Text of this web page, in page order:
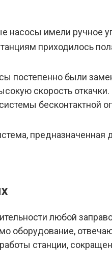
насосы имели ручное
приходилось
постепенно были
скорость
предназначенная
любой
оборудование,
станции,